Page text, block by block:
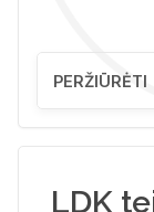
PERŽIŪRĖTI
LDK